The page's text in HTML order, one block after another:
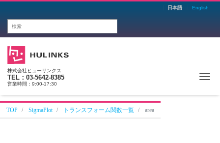
日本語 English
株式会社ヒューリンクス
TEL：03-5642-8385
営業時間：9:00-17:30
TOP SigmaPlot トランスフォーム関数一覧 area